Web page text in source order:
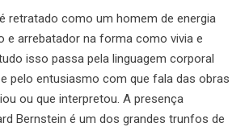
retratado como um homem de energia
e arrebatador na forma como vivia e
isso passa pela linguagem corporal
pelo entusiasmo com que fala das obras
ou que interpretou. A presença
Bernstein é um dos grandes trunfos de